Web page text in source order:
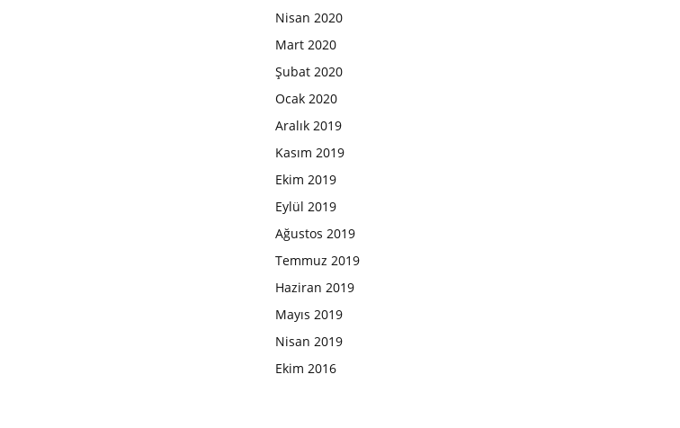
Nisan 2020
Mart 2020
Şubat 2020
Ocak 2020
Aralık 2019
Kasım 2019
Ekim 2019
Eylül 2019
Ağustos 2019
Temmuz 2019
Haziran 2019
Mayıs 2019
Nisan 2019
Ekim 2016